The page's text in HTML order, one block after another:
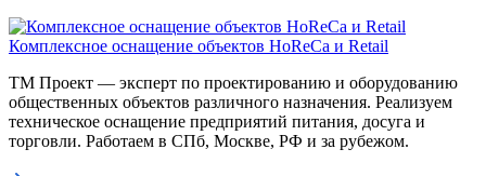
Комплексное оснащение объектов HoReCa и Retail
ТМ Проект — эксперт по проектированию и оборудованию
общественных объектов различного назначения. Реализуем
техническое оснащение предприятий питания, досуга и
торговли. Работаем в СПб, Москве, РФ и за рубежом.